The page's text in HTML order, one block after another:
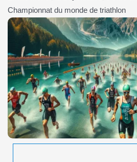
Championnat du monde de triathlon